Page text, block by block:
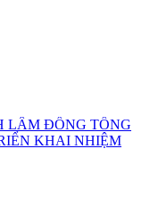
LÂM ĐỒNG TỔNG
KHAI NHIỆM